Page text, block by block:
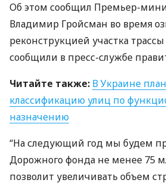
Об этом сообщил Премьер-
Владимир Гройсман во время
реконструкцией участка
сообщили в пресс-службе
Читайте также: В Украине
классификацию улиц по
назначению
“На следующий год мы будем
Дорожного фонда не менее 75
позволит увеличивать объем